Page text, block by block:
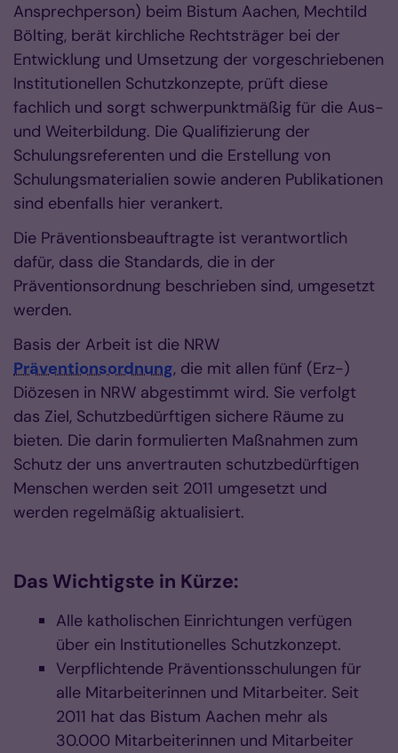
Ansprechperson) beim Bistum Aachen, Mechtild
Bölting, berät kirchliche Rechtsträger bei der
Entwicklung und Umsetzung der vorgeschriebenen
Institutionellen Schutzkonzepte, prüft diese
fachlich und sorgt schwerpunktmäßig für die Aus-
und Weiterbildung. Die Qualifizierung der
Schulungsreferenten und die Erstellung von
Schulungsmaterialien sowie anderen Publikationen
sind ebenfalls hier verankert.
Die Präventionsbeauftragte ist verantwortlich
dafür, dass die Standards, die in der
Präventionsordnung beschrieben sind, umgesetzt
werden.
Basis der Arbeit ist die NRW
Präventionsordnung, die mit allen fünf (Erz-)
Diözesen in NRW abgestimmt wird. Sie verfolgt
das Ziel, Schutzbedürftigen sichere Räume zu
bieten. Die darin formulierten Maßnahmen zum
Schutz der uns anvertrauten schutzbedürftigen
Menschen werden seit 2011 umgesetzt und
werden regelmäßig aktualisiert.
Das Wichtigste in Kürze:
Alle katholischen Einrichtungen verfügen
über ein Institutionelles Schutzkonzept.
Verpflichtende Präventionsschulungen für
alle Mitarbeiterinnen und Mitarbeiter. Seit
2011 hat das Bistum Aachen mehr als
30.000 Mitarbeiterinnen und Mitarbeiter